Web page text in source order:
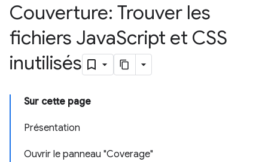
Couverture: Trouver les
fichiers JavaScript et CSS
inutilisés
Sur cette page
Présentation
Ouvrir le panneau "Coverage"